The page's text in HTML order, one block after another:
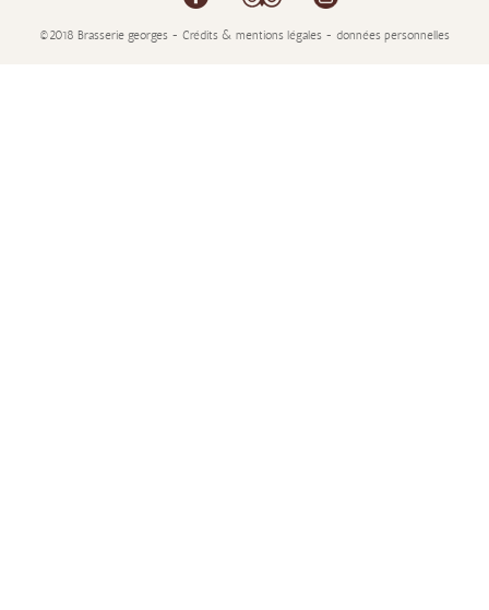
EMPLOI
©2018 Brasserie georges - Crédits & mentions légales - données personnelles